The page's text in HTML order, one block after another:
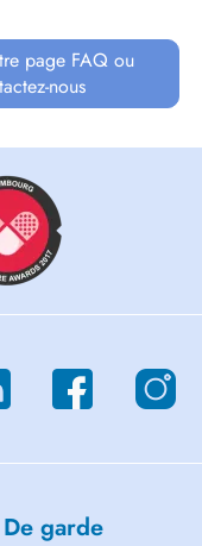
page FAQ ou
nous
De garde